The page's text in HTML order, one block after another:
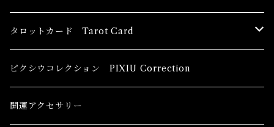
恋愛運
健康運 Health
金運 Money
香油 Oils
恋愛 Love
金運 Money
キャンドル Candles
恋愛 Love
線香 Stick Incense
タロットカード Tarot Card
初心者向け For The Beginners
中級者向け
ピクシウコレクション PIXIU Correction
開運アクセサリー